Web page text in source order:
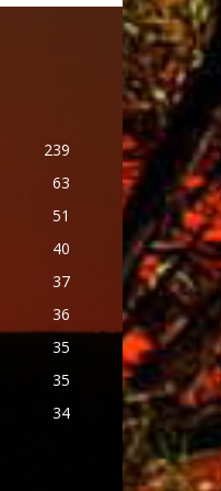
239
63
51
40
37
36
35
35
34